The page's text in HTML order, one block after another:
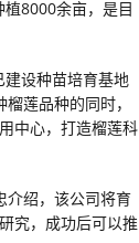
8000余亩，是目
建设种苗培育基地
莲品种的同时，
中心，打造榴莲科
介绍，该公司将育
究，成功后可以推